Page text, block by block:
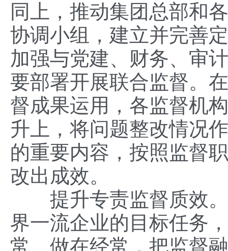
同上，推动集团总部和
协调小组，建立并完善
加强与党建、财务、审
要部署开展联合监督。
督成果运用，各监督机
升上，将问题整改情况
的重要内容，按照监督
改出成效。
提升专责监督质效。
界一流企业的目标任务
常、做在经常，把监督